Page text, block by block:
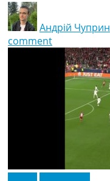
Андрій Чуприн
comment